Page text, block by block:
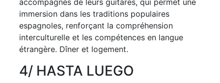
accompagnés de leurs guitares, qui permet une
immersion dans les traditions populaires
espagnoles, renforçant la compréhension
interculturelle et les compétences en langue
étrangère. Dîner et logement.
4/ HASTA LUEGO